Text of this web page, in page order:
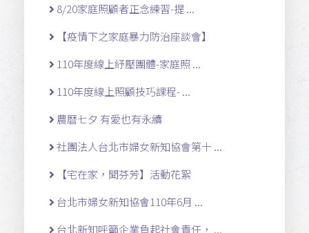
8/20家庭照顧者正念練習-提 ...
【疫情下之家庭暴力防治座談會】
110年度線上紓壓團體-家庭照 ...
110年度線上照顧技巧課程- ...
農曆七夕 有愛也有永續
社團法人台北市婦女新知協會第十 ...
【宅在家，聞芬芳】活動花絮
台北市婦女新知協會110年6月 ...
台北新知呼籲企業負起社會責任， ...